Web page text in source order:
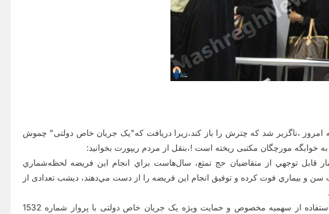
امروز ،ناگزیر شد که چترش را باز کند،زیرا دریافت که"یک جریان خاص دولتی" چموش
:
توجهي از متقاضيان حج تمتع، سال‌هاست براي انجام اين فريضه لحظه‌شماري
سن و بيماري فوت کرده و توفيق انجام اين فريضه را از دست مي‌دهند، ديشب تعدادی از
تعدادی از بازیگران سینما و تلویزیون، ديشب با استفاده از سهمیه مخصوص و حمایت ویژه یک جریان خاص دولتی با پرواز شماره 1532